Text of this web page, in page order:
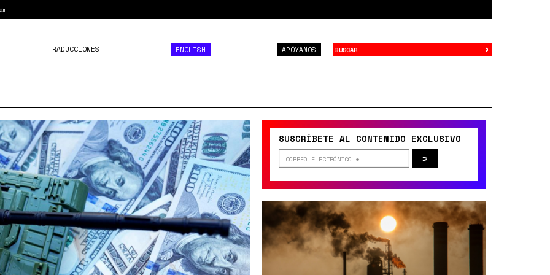
APÓYANOS
TRADUCCIONES ENGLISH ›
SUSCRÍBETE AL CONTENIDO EXCLUSIVO
>